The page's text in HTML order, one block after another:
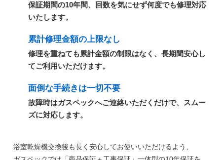
保証期間の10年間、回数を気にせず何度でも修理対応
いたします。
累計修理金額の上限なし
修理を重ねても累計金額の制限はなく、長期間安心し
てご利用いただけます。
面倒な手続きは一切不要
故障時はガスペックへご連絡いただくだけで、スムー
ズに対応します。
浴室乾燥機交換後も長く安心してお使いいただけるよう、